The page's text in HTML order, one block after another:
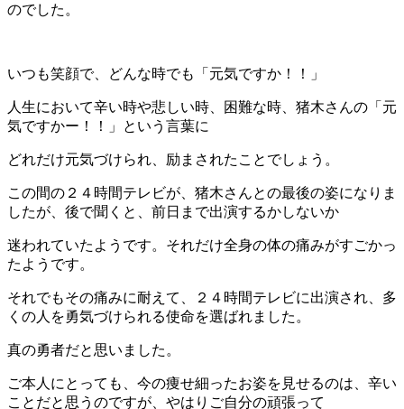
のでした。
いつも笑顔で、どんな時でも「元気ですか！！」
人生において辛い時や悲しい時、困難な時、猪木さんの「元
気ですかー！！」という言葉に
どれだけ元気づけられ、励まされたことでしょう。
この間の２４時間テレビが、猪木さんとの最後の姿になりま
したが、後で聞くと、前日まで出演するかしないか
迷われていたようです。それだけ全身の体の痛みがすごかっ
たようです。
それでもその痛みに耐えて、２４時間テレビに出演され、多
くの人を勇気づけられる使命を選ばれました。
真の勇者だと思いました。
ご本人にとっても、今の痩せ細ったお姿を見せるのは、辛い
ことだと思うのですが、やはりご自分の頑張って